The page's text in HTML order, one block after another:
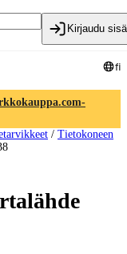
Kirjaudu
fi
/ Tietokoneen